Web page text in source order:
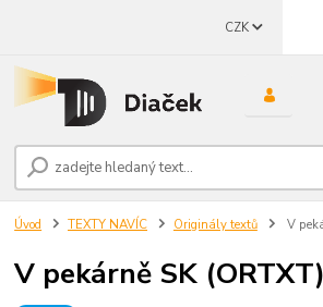
CZK
Úvod TEXTY NAVÍC Originály textů V
V pekárně SK (ORTXT)